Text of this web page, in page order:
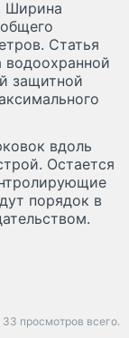
Ширина
Статья
водоохранной
защитной
вдоль
Остается
порядок в
33 просмотров всего.